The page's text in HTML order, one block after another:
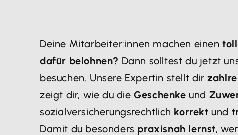
Deine Mitarbeiter:innen machen einen
dafür belohnen? Dann solltest du jetzt
besuchen. Unsere Expertin stellt dir
zeigt dir, wie du dieGeschenke und
sozialversicherungsrechtlich korrekt und
Damit du besonders praxisnah lernst,